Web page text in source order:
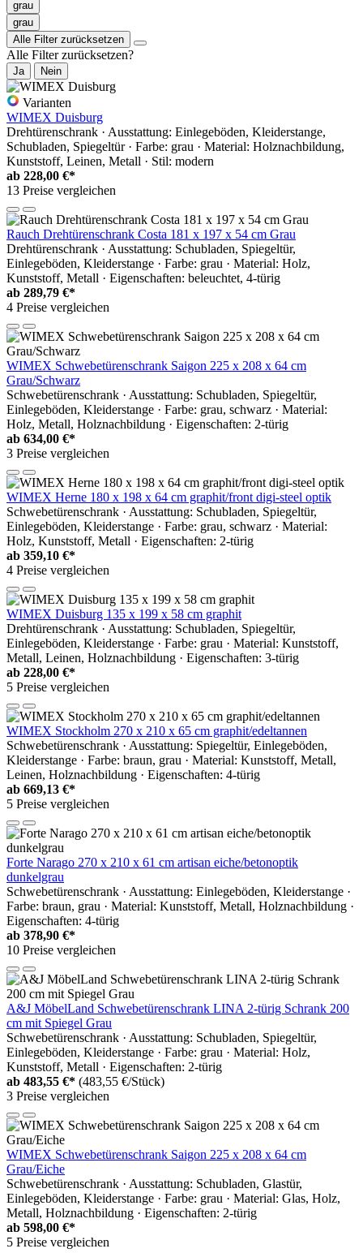
grau
grau
Alle Filter zurücksetzen
Alle Filter zurücksetzen?
Ja Nein
Varianten
WIMEX Duisburg
Drehtürenschrank · Ausstattung: Einlegeböden, Kleiderstange,
Schubladen, Spiegeltür · Farbe: grau · Material: Holznachbildung,
Kunststoff, Leinen, Metall · Stil: modern
ab 228,00 €*
13 Preise vergleichen
Rauch Drehtürenschrank Costa 181 x 197 x 54 cm Grau
Drehtürenschrank · Ausstattung: Schubladen, Spiegeltür,
Einlegeböden, Kleiderstange · Farbe: grau · Material: Holz,
Kunststoff, Metall · Eigenschaften: beleuchtet, 4-türig
ab 289,79 €*
4 Preise vergleichen
WIMEX Schwebetürenschrank Saigon 225 x 208 x 64 cm
Grau/Schwarz
Schwebetürenschrank · Ausstattung: Schubladen, Spiegeltür,
Einlegeböden, Kleiderstange · Farbe: grau, schwarz · Material:
Holz, Metall, Holznachbildung · Eigenschaften: 2-türig
ab 634,00 €*
3 Preise vergleichen
WIMEX Herne 180 x 198 x 64 cm graphit/front digi-steel optik
Schwebetürenschrank · Ausstattung: Schubladen, Spiegeltür,
Einlegeböden, Kleiderstange · Farbe: grau, schwarz · Material:
Holz, Kunststoff, Metall · Eigenschaften: 2-türig
ab 359,10 €*
4 Preise vergleichen
WIMEX Duisburg 135 x 199 x 58 cm graphit
Drehtürenschrank · Ausstattung: Schubladen, Spiegeltür,
Einlegeböden, Kleiderstange · Farbe: grau · Material: Kunststoff,
Metall, Leinen, Holznachbildung · Eigenschaften: 3-türig
ab 228,00 €*
5 Preise vergleichen
WIMEX Stockholm 270 x 210 x 65 cm graphit/edeltannen
Schwebetürenschrank · Ausstattung: Spiegeltür, Einlegeböden,
Kleiderstange · Farbe: braun, grau · Material: Kunststoff, Metall,
Leinen, Holznachbildung · Eigenschaften: 4-türig
ab 669,13 €*
5 Preise vergleichen
Forte Narago 270 x 210 x 61 cm artisan eiche/betonoptik
dunkelgrau
Schwebetürenschrank · Ausstattung: Einlegeböden, Kleiderstange ·
Farbe: braun, grau · Material: Kunststoff, Metall, Holznachbildung ·
Eigenschaften: 4-türig
ab 378,90 €*
10 Preise vergleichen
A&J MöbelLand Schwebetürenschrank LINA 2-türig Schrank 200
cm mit Spiegel Grau
Schwebetürenschrank · Ausstattung: Schubladen, Spiegeltür,
Einlegeböden, Kleiderstange · Farbe: grau · Material: Holz,
Kunststoff, Metall · Eigenschaften: 2-türig
ab 483,55 €* (483,55 €/Stück)
3 Preise vergleichen
WIMEX Schwebetürenschrank Saigon 225 x 208 x 64 cm
Grau/Eiche
Schwebetürenschrank · Ausstattung: Schubladen, Glastür,
Einlegeböden, Kleiderstange · Farbe: grau · Material: Glas, Holz,
Metall, Holznachbildung · Eigenschaften: 2-türig
ab 598,00 €*
5 Preise vergleichen